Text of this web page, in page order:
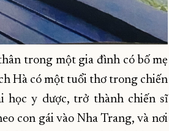
trong một gia đình có bố mẹ
Hà có một tuổi thơ trong chiến
học y dược, trở thành chiến sĩ
con gái vào Nha Trang, và nơi